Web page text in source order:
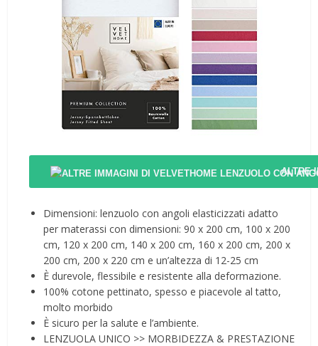
ALTRE
Dimensioni: lenzuolo con angoli elasticizzati adatto
per materassi con dimensioni: 90 x 200 cm, 100 x 200
cm, 120 x 200 cm, 140 x 200 cm, 160 x 200 cm, 200 x
200 cm, 200 x 220 cm e un’altezza di 12-25 cm
È durevole, flessibile e resistente alla deformazione.
100% cotone pettinato, spesso e piacevole al tatto,
molto morbido
È sicuro per la salute e l’ambiente.
LENZUOLA UNICO >> MORBIDEZZA & PRESTAZIONE